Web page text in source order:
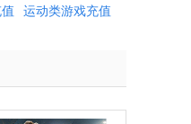
运动类游戏充值